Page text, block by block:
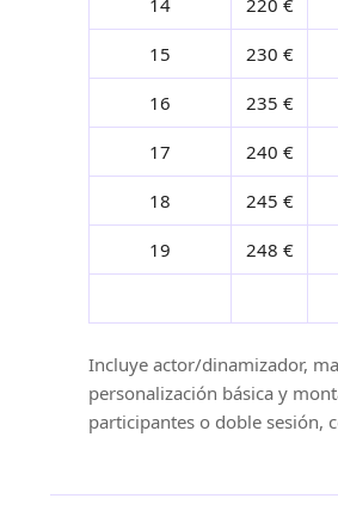
15 230 €
16 235 €
17 240 €
18 245 €
19 248 €
Incluye actor/dinamizador,
personalización básica y
participantes o doble sesión,